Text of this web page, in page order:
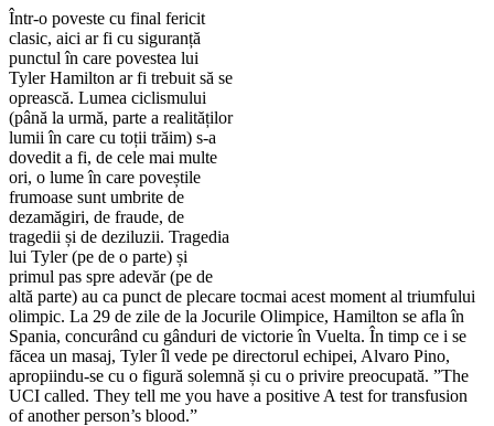
Într-o poveste cu final fericit
clasic, aici ar fi cu siguranță
punctul în care povestea lui
Tyler Hamilton ar fi trebuit să se
oprească. Lumea ciclismului
(până la urmă, parte a realităților
lumii în care cu toții trăim) s-a
dovedit a fi, de cele mai multe
ori, o lume în care poveștile
frumoase sunt umbrite de
dezamăgiri, de fraude, de
tragedii și de deziluzii. Tragedia
lui Tyler (pe de o parte) și
primul pas spre adevăr (pe de
altă parte) au ca punct de plecare tocmai acest moment al triumfului
olimpic. La 29 de zile de la Jocurile Olimpice, Hamilton se afla în
Spania, concurând cu gânduri de victorie în Vuelta. În timp ce i se
făcea un masaj, Tyler îl vede pe directorul echipei, Alvaro Pino,
apropiindu-se cu o figură solemnă și cu o privire preocupată. ”The
UCI called. They tell me you have a positive A test for transfusion
of another person’s blood.”